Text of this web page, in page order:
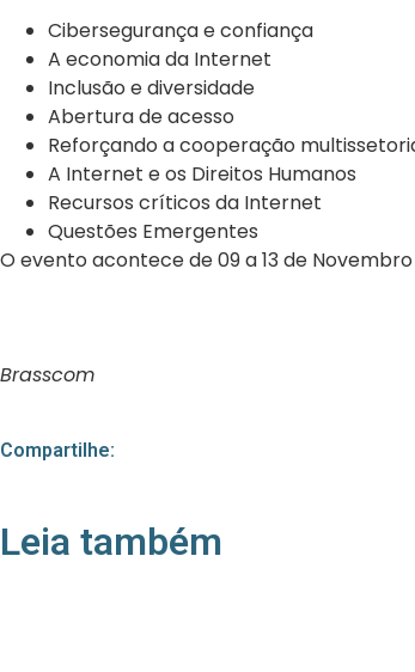
Cibersegurança e confiança
A economia da Internet
Inclusão e diversidade
Abertura de acesso
Reforçando a cooperação
A Internet e os Direitos Humanos
Recursos críticos da Internet
Questões Emergentes
O evento acontece de 09 a 13 de
Brasscom
Compartilhe:
Leia também